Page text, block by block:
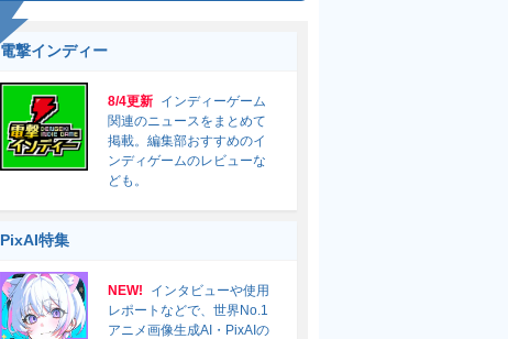
電撃インディー
8/4更新 インディーゲーム
関連のニュースをまとめて
掲載。編集部おすすめのイ
ンディゲームのレビューな
ども。
PixAI特集
NEW!
インタビューや使用
レポートなどで、世界No.1
アニメ画像生成AI・PixAIの